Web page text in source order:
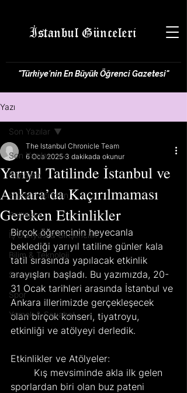
İstanbul Günceleri
"Türkiye'nin En Büyük Öğrenci Gazetesi"
Yazı
Son Yazılar
Gündem
Hayatın İçinden
Politika
İş Dünyası & Girişimcilik
Bilim & Teknoloji
Sanat
Spor
Yemek & Seyahat
Son Yazılar
Yarıyıl Tatilinde İstanbul ve
Ankara’da Kaçırılmaması
Gereken Etkinlikler
The Istanbul Chronicle Team
6 Oca 2025 3 dakikada okunur
Birçok öğrencinin heyecanla
beklediği yarıyıl tatiline günler kala
tatil sırasında yapılacak etkinlik
arayışları başladı. Bu yazımızda, 20-
31 Ocak tarihleri arasında İstanbul ve
Ankara illerimizde gerçekleşecek
olan birçok konseri, tiyatroyu,
etkinliği ve atölyeyi derledik.
Etkinlikler ve Atölyeler:
sporlardan biri olan buz pateni